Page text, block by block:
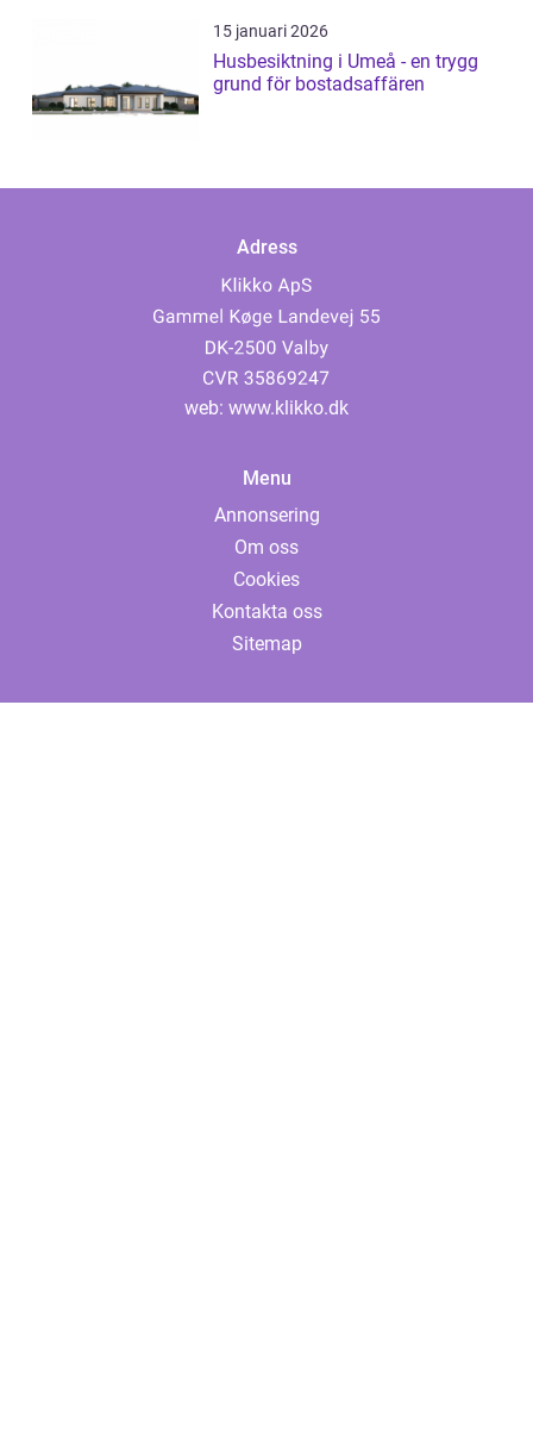
15 januari 2026
Husbesiktning i Umeå - en trygg
grund för bostadsaffären
Adress
web: www.klikko.dk
Menu
Annonsering
Om oss
Cookies
Kontakta oss
Sitemap